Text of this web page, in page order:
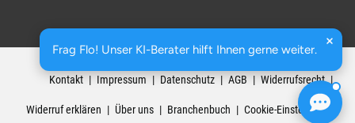
Frag Flo! Unser KI-Berater hilft Ihnen gerne weiter.
basenio.de | Johannesstraße 176 99084 Erfurt
Kontakt
Impressum Datenschutz AGB Widerrufsrecht
Widerruf erklären Über uns Branchenbuch Cookie-Einstellungen